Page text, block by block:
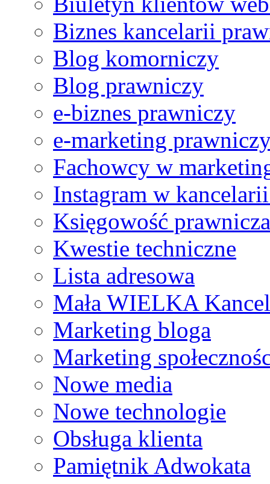
Ref no. 2
Bardzo wysoko oceniam poziom merytoryczny i
Ref no. 1
Efektem naszej współpracy z web.lex było pozyskanie
Biznes kancelarii
Blog komorniczy
Blog prawniczy
e-biznes prawniczy
e-marketing
Fachowcy w
Instagram w
Księgowość prawnicza
Kwestie techniczne
Lista adresowa
Mała WIELKA
Marketing bloga
Marketing
Nowe media
Nowe technologie
Obsługa klienta
Pamiętnik Adwokata